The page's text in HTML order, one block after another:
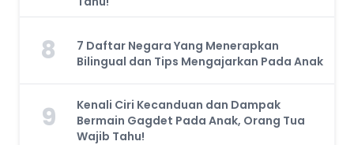
8
7 Daftar Negara Yang Menerapkan
Bilingual dan Tips Mengajarkan Pada Anak
9
Kenali Ciri Kecanduan dan Dampak
Bermain Gagdet Pada Anak, Orang Tua
Wajib Tahu!